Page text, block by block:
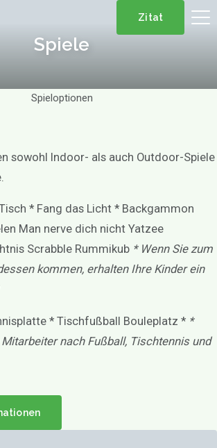
Zitat
Spiele
Spieloptionen
sowohl Indoor- als auch Outdoor-Spiele
* Fang das Licht * Backgammon
Man nerve dich nicht Yatzee
Scrabble Rummikub * Wenn Sie zum
kommen, erhalten Ihre Kinder ein
* Tischfußball Bouleplatz * *
nach Fußball, Tischtennis und